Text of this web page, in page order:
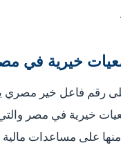
خيرية في
رقم فاعل خير مصري
خيرية في مصر
على مساعدات مالية